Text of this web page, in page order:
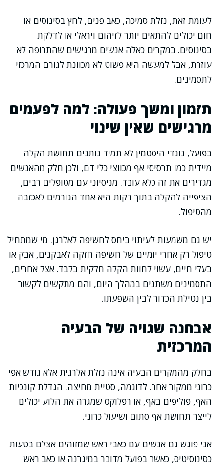
לעומת זאת, נזלת סמיכה, כאב פנים, לחץ בסינוסים או
חום יכולים להתאים יותר לזיהום ויראלי או לדלקת
בסינוסים. במקרים כאלה אנשים מרגישים שהתרופה לא
עוזרת, אבל למעשה היא פשוט לא מכוונת לגורם המרכזי
לתסמינים.
תזמון ומשך פעולה: למה לפעמים
מרגישים שאין שינוי
בפועל, נוגדי היסטמין לא תמיד נותנים תחושת הקלה
מיידית כמו תרסיסי אף מכווצי כלי דם, ולכן חלק מהאנשים
מגדירים את זה כלא עובד. מניסיוני עם מטופלים רבים,
הציפייה להקלה בתוך דקות היא אחד הגורמים לאכזבה
מהטיפול.
יש גם משמעות לעיתוי ביחס לחשיפה לאלרגן. מי שמתחיל
טיפול רק אחרי יומיים של חשיפה חזקה לאבקנים, אבק או
בעלי חיים, עשוי לחוות הקלה חלקית בלבד. אצל אחרים,
התסמינים משתנים במהלך היום, והם מתקשים לקשור
בין נטילת הכדור לבין השפעתו.
אבחנה שגויה של הבעיה
המרכזית
בחלק מהמקרים הבעיה אינה נזלת אלרגית אלא גודש אפי
כרוני ממקור אחר. לדוגמה, סטיית מחיצה, הגדלת קונכיות
האף, פוליפים באף, או רפלוקס שמגרה את הלוע יכולים
לייצר תחושת אף סתום ושיעול כרוני.
אני פוגש גם אנשים עם כאבי ראש שמזוהים אצלם בטעות
כסינוסיטיס, כאשר בפועל מדובר במיגרנה או כאב ראש